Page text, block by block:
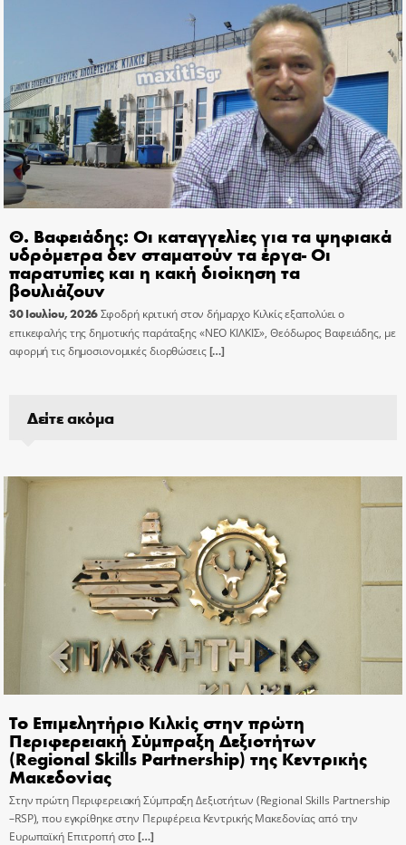
Θ. Βαφειάδης: Οι καταγγελίες για τα ψηφιακά
υδρόμετρα δεν σταματούν τα έργα- Οι
παρατυπίες και η κακή διοίκηση τα
βουλιάζουν
30 Ιουλίου, 2026Σφοδρή κριτική στον δήμαρχο Κιλκίς εξαπολύει ο
επικεφαλής της δημοτικής παράταξης «ΝΕΟ ΚΙΛΚΙΣ», Θεόδωρος Βαφειάδης, με
αφορμή τις δημοσιονομικές διορθώσεις[…]
Δείτε ακόμα
Το Επιμελητήριο Κιλκίς στην πρώτη
Περιφερειακή Σύμπραξη Δεξιοτήτων
(Regional Skills Partnership) της Κεντρικής
Μακεδονίας
Στην πρώτη Περιφερειακή Σύμπραξη Δεξιοτήτων (Regional Skills Partnership
–RSP), που εγκρίθηκε στην Περιφέρεια Κεντρικής Μακεδονίας από την
Ευρωπαϊκή Επιτροπή στο[…]